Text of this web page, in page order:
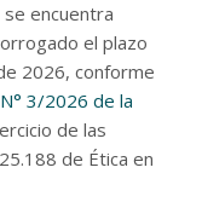
encuentra
el plazo
2026, conforme
3/2026 de la
de las
de Ética en